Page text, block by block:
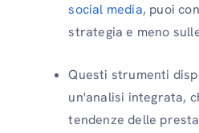
social media, puoi
strategia e meno
Questi strumenti
un'analisi integrata,
tendenze delle